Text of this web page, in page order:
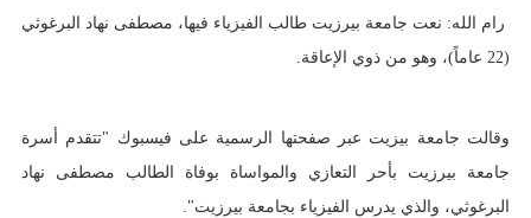
رام الله: نعت جامعة بيرزيت طالب الفيزياء فيها، مصطفى نهاد البرغوثي
(22 عاماً)، وهو من ذوي الإعاقة.
وقالت جامعة بيزيت عبر صفحتها الرسمية على فيسبوك "تتقدم أسرة
جامعة بيرزيت بأحر التعازي والمواساة بوفاة الطالب مصطفى نهاد
البرغوثي، والذي يدرس الفيزياء بجامعة بيرزيت".